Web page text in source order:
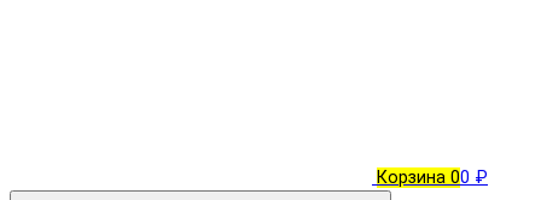
Корзина 00 ₽